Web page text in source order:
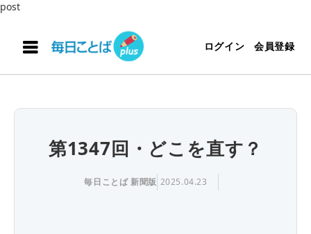
post
ログイン 会員登録
第1347回・どこを直す？
毎日ことば 新聞版 2025.04.23